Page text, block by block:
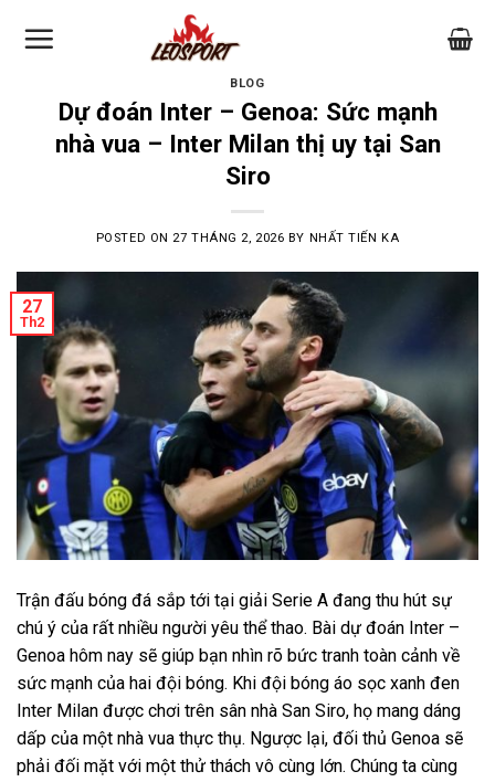
BLOG
Dự đoán Inter – Genoa: Sức mạnh
nhà vua – Inter Milan thị uy tại San
Siro
POSTED ON 27 THÁNG 2, 2026 BY NHẤT TIẾN KA
27
Th2
Trận đấu bóng đá sắp tới tại giải Serie A đang thu hút sự
chú ý của rất nhiều người yêu thể thao. Bài dự đoán Inter –
Genoa hôm nay sẽ giúp bạn nhìn rõ bức tranh toàn cảnh về
sức mạnh của hai đội bóng. Khi đội bóng áo sọc xanh đen
Inter Milan được chơi trên sân nhà San Siro, họ mang dáng
dấp của một nhà vua thực thụ. Ngược lại, đối thủ Genoa sẽ
phải đối mặt với một thử thách vô cùng lớn. Chúng ta cùng